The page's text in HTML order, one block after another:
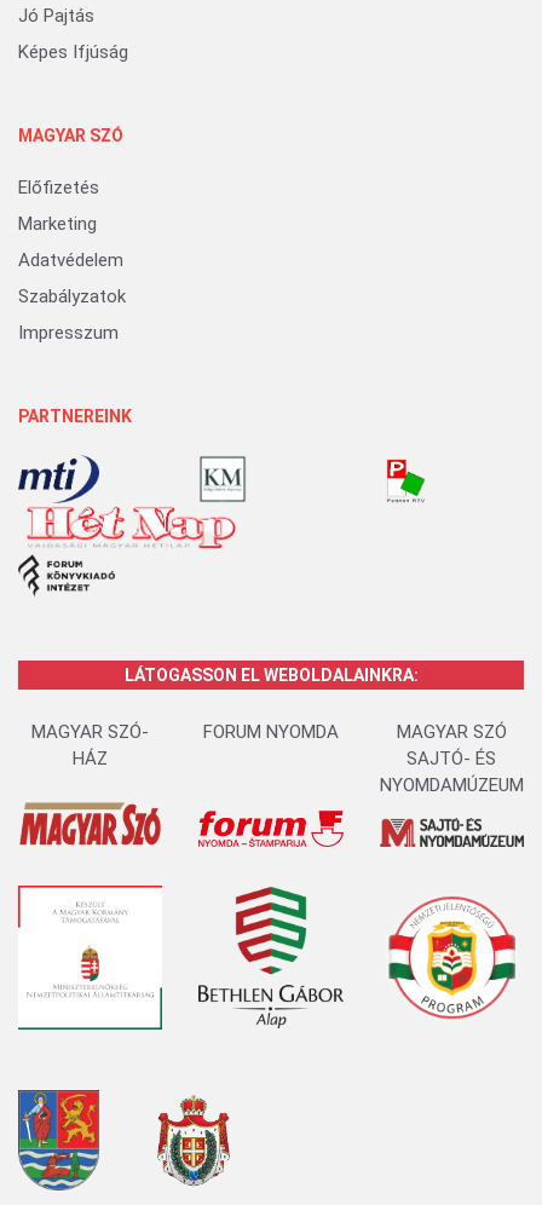
Jó Pajtás
Képes Ifjúság
MAGYAR SZÓ
Előfizetés
Marketing
Adatvédelem
Szabályzatok
Impresszum
PARTNEREINK
LÁTOGASSON EL WEBOLDALAINKRA:
MAGYAR SZÓ-
HÁZ
FORUM NYOMDA
MAGYAR SZÓ
SAJTÓ- ÉS
NYOMDAMÚZEUM